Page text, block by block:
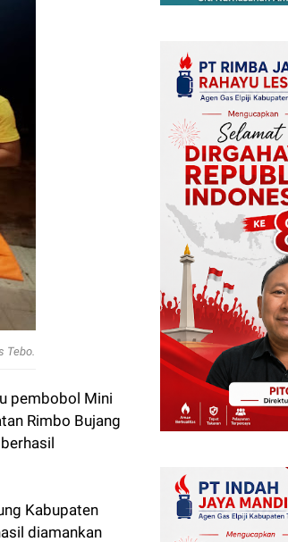
Tebo.
pembobol Mini
Rimbo Bujang
Kabupaten
diamankan